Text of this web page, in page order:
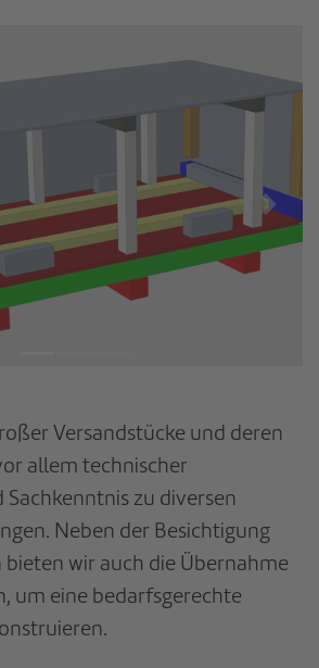
Versandstücke und deren
allem technischer
Sachkenntnis zu diversen
Neben der Besichtigung
bieten wir auch die Übernahme
um eine bedarfsgerechte